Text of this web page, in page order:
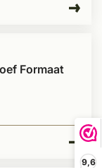
9,6
Formaat